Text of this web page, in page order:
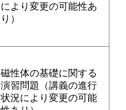
により変更の可能性あ
り）
磁性体の基礎に関する
演習問題（講義の進行
状況により変更の可能